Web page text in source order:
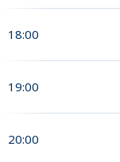
18:00
19:00
20:00